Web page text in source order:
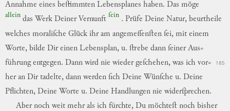
Annahme eines beſtimmten Lebensplanes haben. Das möge
allein das Werk Deiner Vernunft ſein . Prüfe Deine Natur, beurtheile
welches moraliſche Glück ihr am angemeſſenſten ſei, mit einem
Worte, bilde Dir einen Lebensplan, u. ſtrebe dann ſeiner Aus⸗
führungentgegen. Dann wird nie wieder geſchehen, was ich vor⸗ 185
heran Dir tadelte, dann werden ſich Deine Wünſche u. Deine
Pflichten, Deine Worte u. Deine Handlungen nie widerſprechen.
Aber noch weit mehr als ich fürchte, Du möchteſt noch bisher